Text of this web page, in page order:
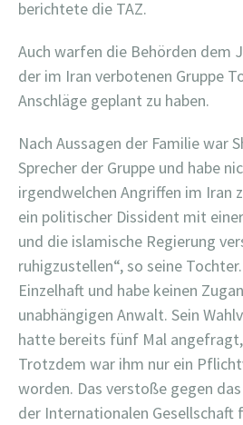
berichtete die TAZ.
Auch warfen die Behörden dem
der im Iran verbotenen Gruppe
Anschläge geplant zu haben.
Nach Aussagen der Familie war
Sprecher der Gruppe und habe
irgendwelchen Angriffen im Iran
ein politischer Dissident mit
und die islamische Regierung
ruhigzustellen“, so seine
Einzelhaft und habe keinen
unabhängigen Anwalt. Sein
hatte bereits fünf Mal
Trotzdem war ihm nur ein
worden. Das verstoße gegen
der Internationalen Gesellschaft